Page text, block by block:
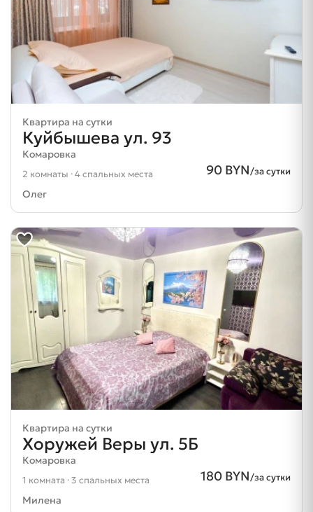
Квартира на сутки
Куйбышева ул. 93
Комаровка
90 BYN/за сутки
2 комнаты · 4 спальных места
Олег
Квартира на сутки
Хоружей Веры ул. 5Б
Комаровка
180 BYN/за сутки
1 комната · 3 спальных места
Милена